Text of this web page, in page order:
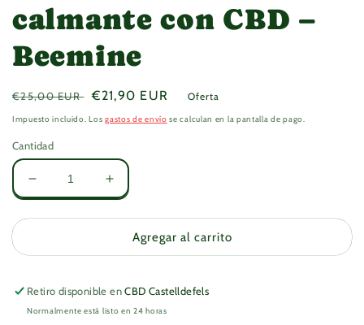
calmante con CBD –
Beemine
Precio
habitual
€25,00 EUR
Precio
de
€21,90 EUR Oferta
Impuesto incluido. Losgastos de envío se calculan en la pantalla de pago.
Cantidad
Reducir
cantidad
para
dermo-
con
CBD
Aumentar
cantidad
para
Champú
dermo-
con
CBD
Agregar al carrito
Retiro disponible enCBD Castelldefels
Normalmente está listo en 24 horas